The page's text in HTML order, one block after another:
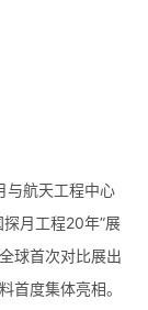
与航天工程中心
月工程20年”展
球首次对比展出
首度集体亮相。